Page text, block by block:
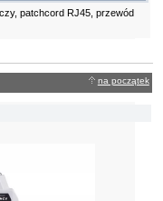
patchcord RJ45, przewód
na początek